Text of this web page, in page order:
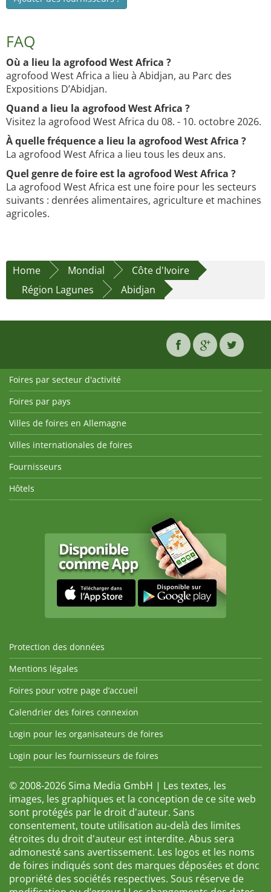
FAQ
Où a lieu la agrofood West Africa ?
agrofood West Africa a lieu à Abidjan, au Parc des
Expositions D’Abidjan.
Quand a lieu la agrofood West Africa ?
Visitez la agrofood West Africa du 08. - 10. octobre 2026.
À quelle fréquence a lieu la agrofood West Africa ?
La agrofood West Africa a lieu tous les deux ans.
Quel genre de foire est la agrofood West Africa ?
La agrofood West Africa est une foire pour les secteurs
suivants : denrées alimentaires, agriculture et machines
agricoles.
Home Mondial
Côte d'Ivoire
Région Lagunes
Abidjan
Foires par secteur d'activité
Foires par pays
Villes de foires en Allemagne
Villes internationales de foires
Fournisseurs
Hôtels
Protection des données
Mentions légales
Foires pour votre page d’accueil
Calendrier des foires connexion
Login pour les organisateurs de foires
Login pour les fournisseurs de foires
© 2008-2026 Sima Media GmbH | Les textes, les
images, les graphiques et la conception de ce site web
sont protégés par le droit d'auteur. Sans
consentement, toute utilisation au-delà des limites
étroites du droit d'auteur est interdite. Abus sera
admonesté sans avertissement. Les logos et les noms
de foires indiqués sont des marques déposées et donc
propriété des sociétés respectives. Sous réserve de